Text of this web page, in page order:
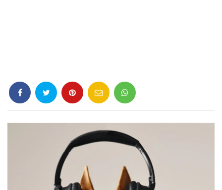
Gastronomía
Historia